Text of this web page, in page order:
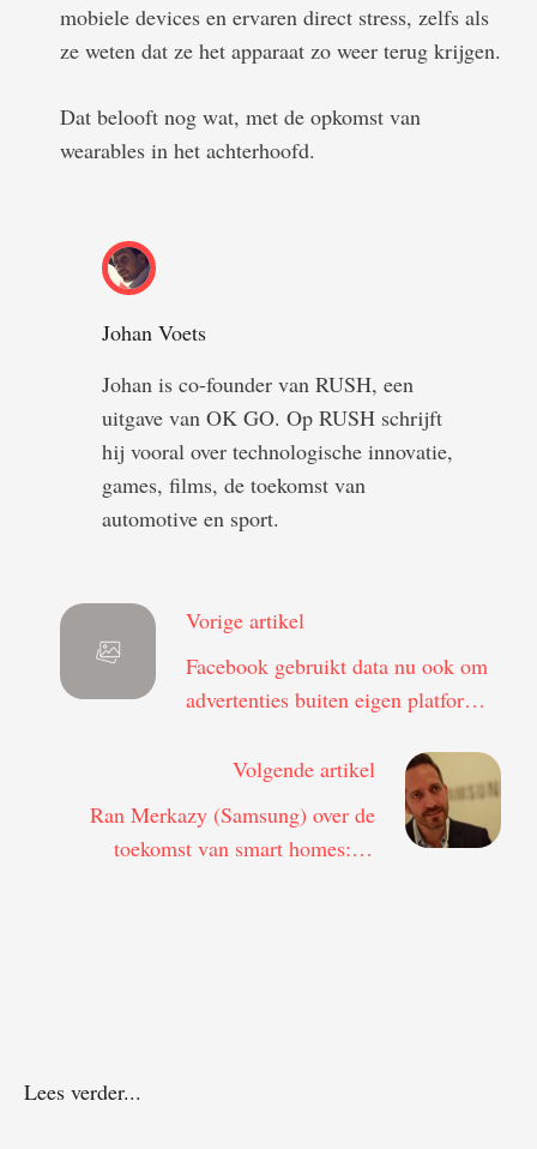
mobiele devices en ervaren direct stress, zelfs als
ze weten dat ze het apparaat zo weer terug krijgen.
Dat belooft nog wat, met de opkomst van
wearables in het achterhoofd.
Johan Voets
Johan is co-founder van RUSH, een
uitgave van OK GO. Op RUSH schrijft
hij vooral over technologische innovatie,
games, films, de toekomst van
automotive en sport.
Vorige artikel
Facebook gebruikt data nu ook om
advertenties buiten eigen platform
Volgende artikel
Ran Merkazy (Samsung) over de
toekomst van smart homes: Je
Lees verder...